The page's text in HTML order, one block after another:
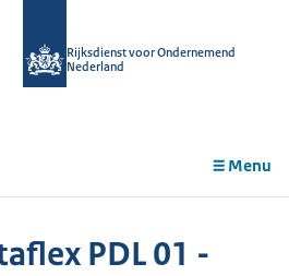
Rijksdienst voor Ondernemend
Nederland
Menu
PDL 01 -